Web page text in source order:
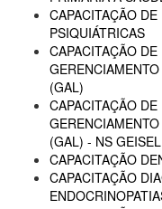
CAPACITAÇÃO
PSIQUIÁTRICAS
CAPACITAÇÃO
(GAL)
CAPACITAÇÃO
(GAL) - NS GEISEL
CAPACITAÇÃO
CAPACITAÇÃO